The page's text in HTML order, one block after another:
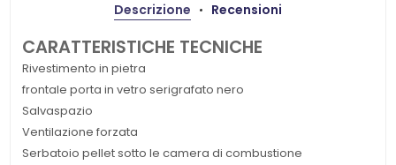
Descrizione Recensioni
CARATTERISTICHE TECNICHE
Rivestimento in pietra
frontale porta in vetro serigrafato nero
Salvaspazio
Ventilazione forzata
Serbatoio pellet sotto le camera di combustione